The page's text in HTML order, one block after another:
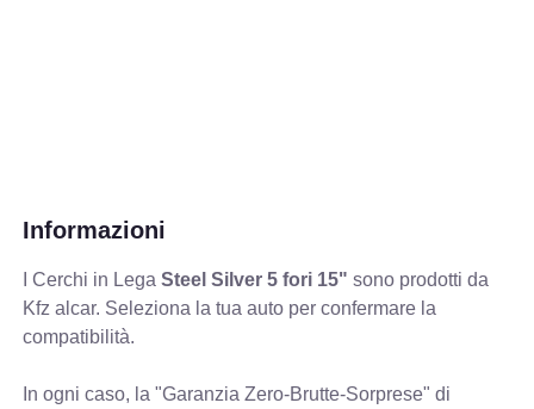
Informazioni
I Cerchi in LegaSteel Silver 5 fori 15" sono prodotti da
Kfz alcar. Seleziona la tua auto per confermare la
compatibilità.
In ogni caso, la "Garanzia Zero-Brutte-Sorprese" di